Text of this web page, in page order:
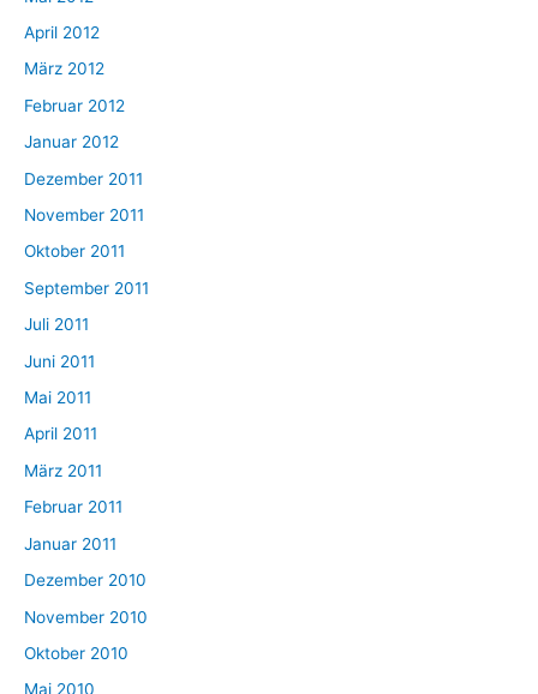
April 2012
März 2012
Februar 2012
Januar 2012
Dezember 2011
November 2011
Oktober 2011
September 2011
Juli 2011
Juni 2011
Mai 2011
April 2011
März 2011
Februar 2011
Januar 2011
Dezember 2010
November 2010
Oktober 2010
Mai 2010